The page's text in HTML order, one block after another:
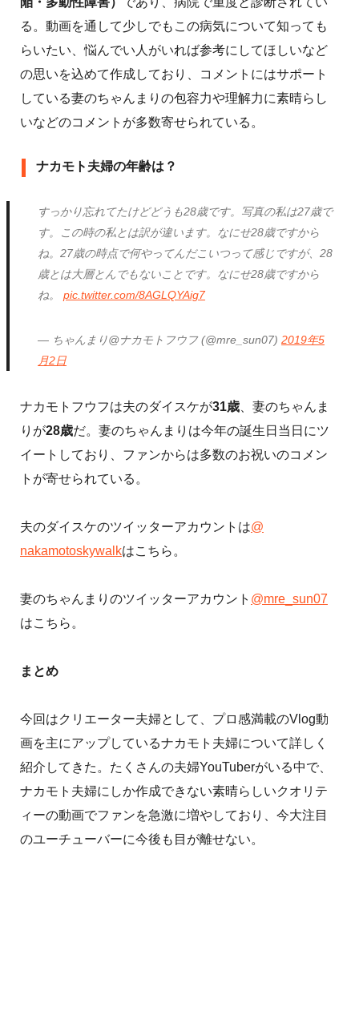
る。動画を通して少しでもこの病気について知っても
らいたい、悩んでい人がいれば参考にしてほしいなど
の思いを込めて作成しており、コメントにはサポート
している妻のちゃんまりの包容力や理解力に素晴らし
いなどのコメントが多数寄せられている。
ナカモト夫婦の年齢は？
すっかり忘れてたけどどうも28歳です。写真の私は27歳で
す。この時の私とは訳が違います。なにせ28歳ですから
ね。27歳の時点で何やってんだこいつって感じですが、28
歳とは大層とんでもないことです。なにせ28歳ですから
ね。pic.twitter.com/8AGLQYAig7
— ちゃんまり@ナカモトフウフ (@mre_sun07)2019年5
月2日
ナカモトフウフは夫のダイスケが31歳 、妻のちゃんま
りが28歳だ。妻のちゃんまりは今年の誕生日当日にツ
イートしており、ファンからは多数のお祝いのコメン
トが寄せられている。
夫のダイスケのツイッターアカウントは@
nakamotoskywalkはこちら。
妻のちゃんまりのツイッターアカウント @mre_sun07
はこちら。
まとめ
今回はクリエーター夫婦として、プロ感満載のVlog動
画を主にアップしているナカモト夫婦について詳しく
紹介してきた。たくさんの夫婦YouTuberがいる中で、
ナカモト夫婦にしか作成できない素晴らしいクオリテ
ィーの動画でファンを急激に増やしており、今大注目
のユーチューバーに今後も目が離せない。